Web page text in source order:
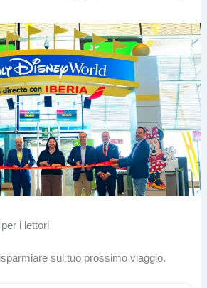
i lettori
sul tuo prossimo viaggio.